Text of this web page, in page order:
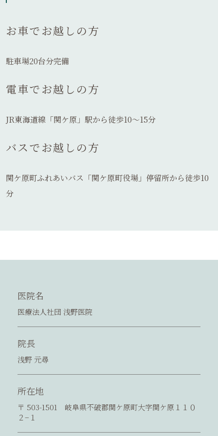
お車でお越しの方
駐車場20台分完備
電車でお越しの方
JR東海道線「関ケ原」駅から徒歩10～15分
バスでお越しの方
関ケ原町ふれあいバス「関ケ原町役場」停留所から徒歩10
分
医院名
医療法人社団 浅野医院
院長
浅野 元尋
所在地
〒 503-1501 岐阜県不破郡関ケ原町大字関ケ原１１０
２−１